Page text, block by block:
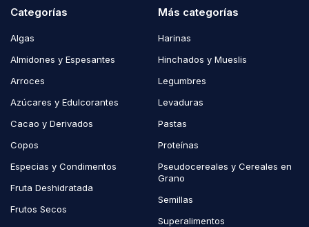
Categorías
Algas
Almidones y Espesantes
Arroces
Azúcares y Edulcorantes
Cacao y Derivados
Copos
Especias y Condimentos
Fruta Deshidratada
Frutos Secos
Más categorías
Harinas
Hinchados y Mueslis
Legumbres
Levaduras
Pastas
Proteínas
Pseudocereales y Cereales en
Grano
Semillas
Superalimentos